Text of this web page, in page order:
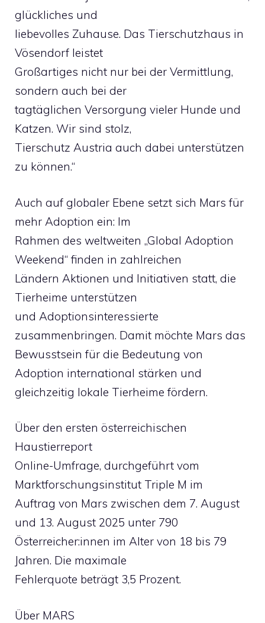
glückliches und
liebevolles Zuhause. Das Tierschutzhaus in
Vösendorf leistet
Großartiges nicht nur bei der Vermittlung,
sondern auch bei der
tagtäglichen Versorgung vieler Hunde und
Katzen. Wir sind stolz,
Tierschutz Austria auch dabei unterstützen
zu können.“
Auch auf globaler Ebene setzt sich Mars für
mehr Adoption ein: Im
Rahmen des weltweiten „Global Adoption
Weekend“ finden in zahlreichen
Ländern Aktionen und Initiativen statt, die
Tierheime unterstützen
und Adoptionsinteressierte
zusammenbringen. Damit möchte Mars das
Bewusstsein für die Bedeutung von
Adoption international stärken und
gleichzeitig lokale Tierheime fördern.
Über den ersten österreichischen
Haustierreport
Online-Umfrage, durchgeführt vom
Marktforschungsinstitut Triple M im
Auftrag von Mars zwischen dem 7. August
und 13. August 2025 unter 790
Österreicher:innen im Alter von 18 bis 79
Jahren. Die maximale
Fehlerquote beträgt 3,5 Prozent.
Über MARS